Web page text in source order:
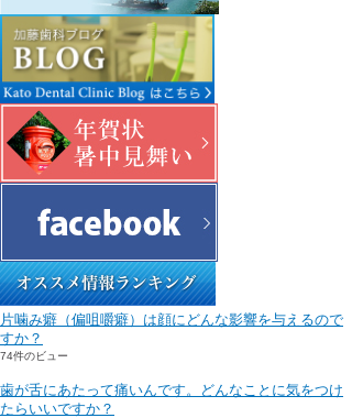
片噛み癖（偏咀嚼癖）は顔にどんな影響を与えるので
すか？
74件のビュー
歯が舌にあたって痛いんです。どんなことに気をつけ
たらいいですか？
Copyright c Kato Dental Clinic. All Right Reserved.